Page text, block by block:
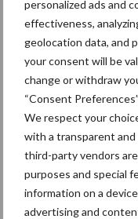
personalized ads and
effectiveness,
geolocation data, and
your consent will be
change or withdraw
“Consent
We respect your
with a transparent
third-party vendors
purposes and special
information on a
advertising and
Themapagina's
Diergezondheid